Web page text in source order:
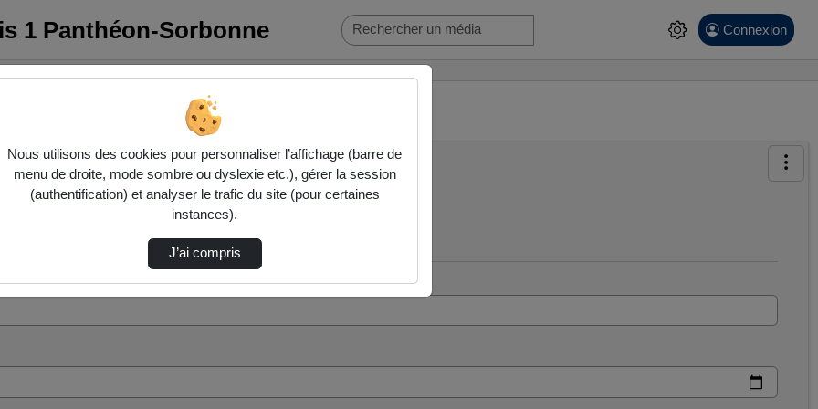
1 Panthéon-Sorbonne Connexion
Nous utilisons des cookies pour personnaliser l’affichage (barre de
menu de droite, mode sombre ou dyslexie etc.), gérer la session
(authentification) et analyser le trafic du site (pour certaines
instances).
J’ai compris